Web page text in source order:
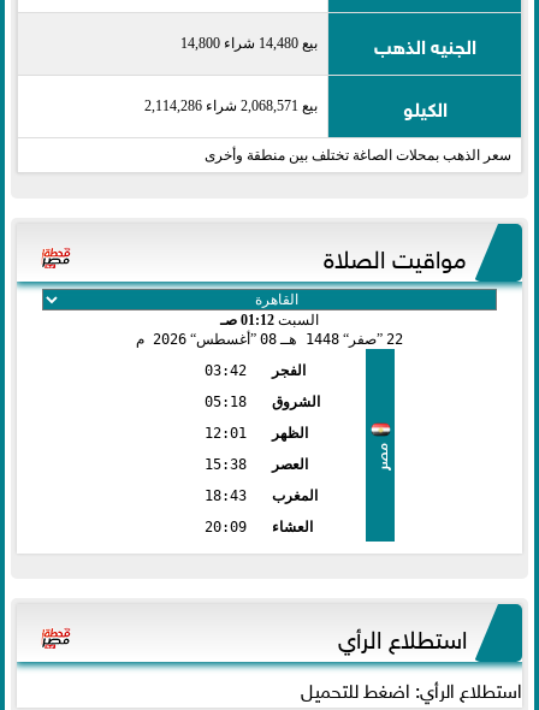
الجنيه الذهب بيع 14,480 شراء 14,800
الكيلو بيع 2,068,571 شراء 2,114,286
سعر الذهب بمحلات الصاغة تختلف بين منطقة وأخرى
مواقيت الصلاة
السبت 01:12 صـ
22 صفر 1448 هـ 08 أغسطس 2026 م
مصر
الفجر
03:42
الشروق
05:18
الظهر
12:01
العصر
15:38
المغرب
18:43
العشاء
20:09
استطلاع الرأي
استطلاع الرأي: اضغط للتحميل